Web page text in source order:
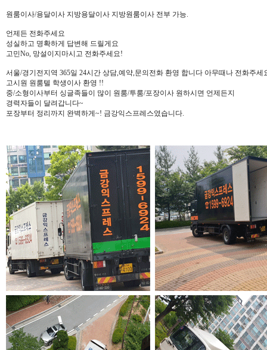
원룸이사/용달이사 지방용달이사 지방원룸이사 전부 가능.
언제든 전화주세요
성실하고 명확하게 답변해 드릴게요
고민No, 망설이지마시고 전화주세요!
서울/경기전지역 365일 24시간 상담,예약,문의전화 환영 합니다 아무때나 전화주세
고시원 원룸텔 학생이사 환영 !!
중/소형이사부터 싱글족들이 많이 원룸/투룸/포장이사 원하시면 언제든지
경력자들이 달려갑니다~
포장부터 정리까지 완벽하게~! 금강익스프레스였습니다.